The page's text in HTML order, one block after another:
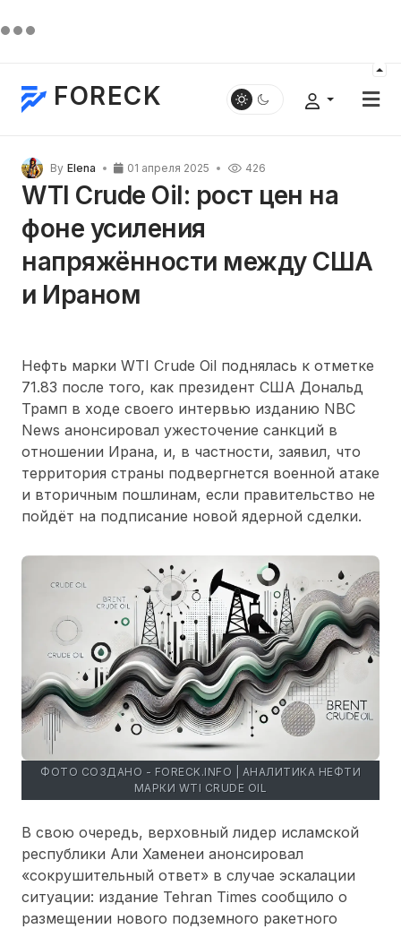
FORECK
By Elena 01 апреля 2025 426
WTI Crude Oil: рост цен на
фоне усиления
напряжённости между США
и Ираном
Нефть марки WTI Crude Oil поднялась к отметке
71.83 после того, как президент США Дональд
Трамп в ходе своего интервью изданию NBC
News анонсировал ужесточение санкций в
отношении Ирана, и, в частности, заявил, что
территория страны подвергнется военной атаке
и вторичным пошлинам, если правительство не
пойдёт на подписание новой ядерной сделки.
ФОТО СОЗДАНО - FORECK.INFO | АНАЛИТИКА НЕФТИ
МАРКИ WTI CRUDE OIL
В свою очередь, верховный лидер исламской
республики Али Хаменеи анонсировал
«сокрушительный ответ» в случае эскалации
ситуации: издание Tehran Times сообщило о
размещении нового подземного ракетного